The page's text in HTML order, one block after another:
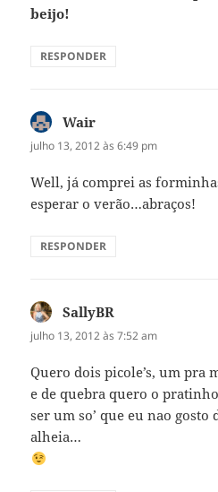
beijo!
RESPONDER
Wair
julho 13, 2012 às 6:49 pm
Well, já comprei as
esperar o verão…abraços!
RESPONDER
SallyBR
julho 13, 2012 às 7:52 am
Quero dois picole’s, um
e de quebra quero o
ser um so’ que eu nao gosto
alheia…